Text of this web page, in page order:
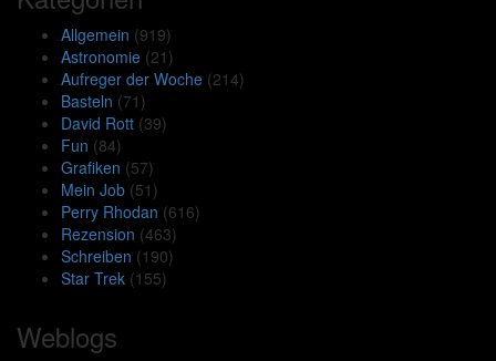
Allgemein (919)
Astronomie (21)
Aufreger der Woche (214)
Basteln (71)
David Rott (39)
Fun (84)
Grafiken (57)
Mein Job (51)
Perry Rhodan (616)
Rezension (463)
Schreiben (190)
Star Trek (155)
Weblogs